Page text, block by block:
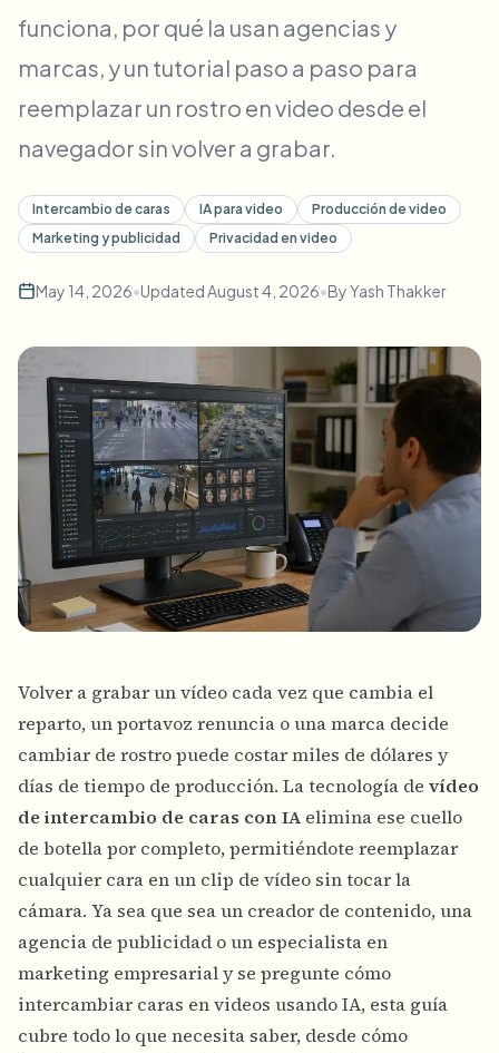
Cambio de cara - Video
Inteligencia de video
Procesa muchos vídeos de una vez
Desenfoque masivo de rostros
Pipelines de alto rendimiento
Zonas empresariales, políticas y revisión
API & SDK
Formulario de contacto
Eliminación de fondo en masa
funciona, por qué la usan agencias y
marcas, y un tutorial paso a paso para
reemplazar un rostro en video desde el
navegador sin volver a grabar.
Intercambio de caras IA para video
Producción de video
Marketing y publicidad
Privacidad en video
May 14, 2026•UpdatedAugust 4, 2026•ByYash Thakker
Volver a grabar un vídeo cada vez que cambia el
reparto, un portavoz renuncia o una marca decide
cambiar de rostro puede costar miles de dólares y
días de tiempo de producción. La tecnología de vídeo
de intercambio de caras con IAelimina ese cuello
de botella por completo, permitiéndote reemplazar
cualquier cara en un clip de vídeo sin tocar la
cámara. Ya sea que sea un creador de contenido, una
agencia de publicidad o un especialista en
marketing empresarial y se pregunte cómo
intercambiar caras en videos usando IA, esta guía
cubre todo lo que necesita saber, desde cómo